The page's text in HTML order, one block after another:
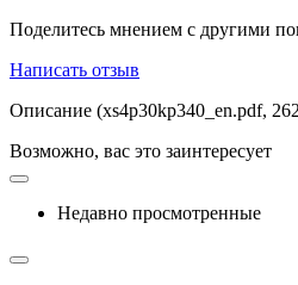
Поделитесь мнением с другими
Написать отзыв
Описание (xs4p30kp340_en.pdf,
Возможно, вас это заинтересует
Недавно просмотренные